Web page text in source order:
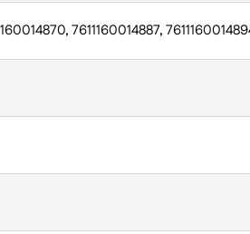
7611160014887,